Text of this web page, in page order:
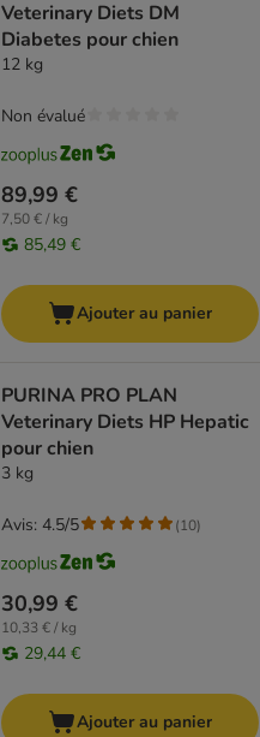
Veterinary Diets DM
Diabetes pour chien
12 kg
89,99 €
7,50 € / kg
85,49 €
Non évalué
Ajouter au panier
PURINA PRO PLAN
Veterinary Diets HP Hepatic
pour chien
3 kg
30,99 €
10,33 € / kg
29,44 €
Avis: 4.5/5 (10)
Ajouter au panier